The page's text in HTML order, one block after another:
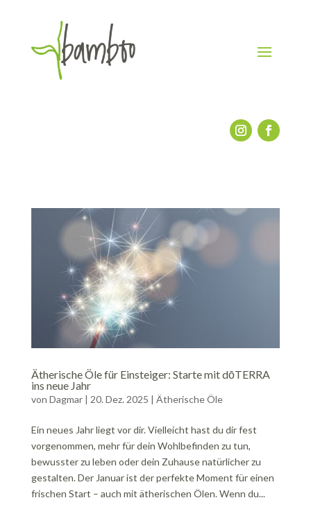
Ätherische Öle für Einsteiger: Starte mit dōTERRA
ins neue Jahr
von Dagmar| 20. Dez. 2025 | Ätherische Öle
Ein neues Jahr liegt vor dir. Vielleicht hast du dir fest
vorgenommen, mehr für dein Wohlbefinden zu tun,
bewusster zu leben oder dein Zuhause natürlicher zu
gestalten. Der Januar ist der perfekte Moment für einen
frischen Start – auch mit ätherischen Ölen. Wenn du...